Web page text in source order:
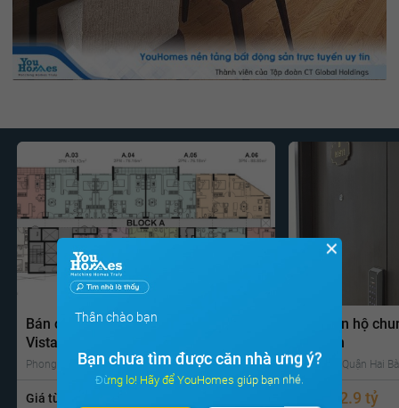
Bán căn hộ chung cư Căn hộ Lovera
Vista
Phong Phú, Bình Chánh, Tp Hồ Chí Minh
Giá từ
Bán căn hộ
Garden
Vĩnh Tuy, Quận Hai
2.9 tỷ
✕
Thân chào bạn
Bạn chưa tìm được căn nhà ưng ý?
Đừng lo! Hãy để YouHomes giúp bạn nhé.